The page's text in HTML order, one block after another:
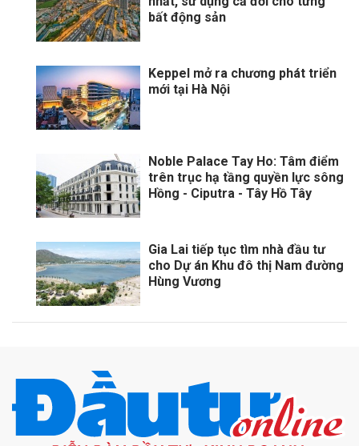
bất động sản
Keppel mở ra chương phát triển
mới tại Hà Nội
Noble Palace Tay Ho: Tâm điểm
trên trục hạ tầng quyền lực sông
Hồng - Ciputra - Tây Hồ Tây
Gia Lai tiếp tục tìm nhà đầu tư
cho Dự án Khu đô thị Nam đường
Hùng Vương